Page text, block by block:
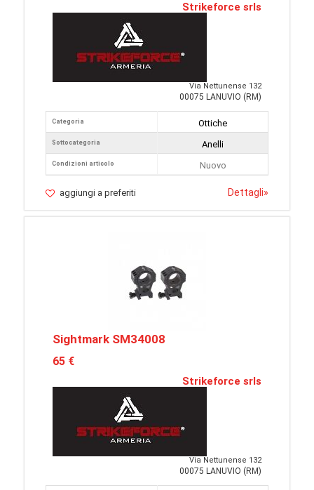
Strikeforce srls
Via Nettunense 132
00075 LANUVIO (RM)
Categoria
Sottocategoria
Condizioni articolo
Ottiche
Anelli
Nuovo
aggiungi a preferiti Dettagli»
Sightmark SM34008
65 €
Strikeforce srls
Via Nettunense 132
00075 LANUVIO (RM)